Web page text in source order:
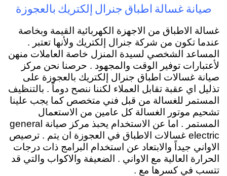
صيانة غسالة اطباق جنرال إلكتريك بالعجوزة
غسالة الاطباق من الاجهزة الكهربائية القيمة وبخاصة
عندما تكون من شركة جنرال إلكتريك ولأنها تعتبر .
المساعد الشخصي لسيدة المنزل خاصة العاملات منهن
لأعتبارات توفير الوقت والمجهود . حرصنا نحن مركز
صيانة غسالات اطباق جنرال إلكتريك بالعجوزة على
تذليل اي عقبة تقابل العملاء لكننا ننصح دوماً . بالتنظيف
المستمر للغسالة من قبل فني متخصص كما يجب علينا
تشحيم موتور الغسالة كل عامين من الاستعمال
المستمر . اما عن الاستخدام يحبذ مركز صيانة general
electric غسالات الاطباق في العجوزة ان يتم . ترصيص
الاواني جيداً والابتعاد عن استخدام البرامج ذات درجات
الحرارة العالية مع الاواني . الضعيفة والاكواب والتي قد
تتسب في كسرها مع .